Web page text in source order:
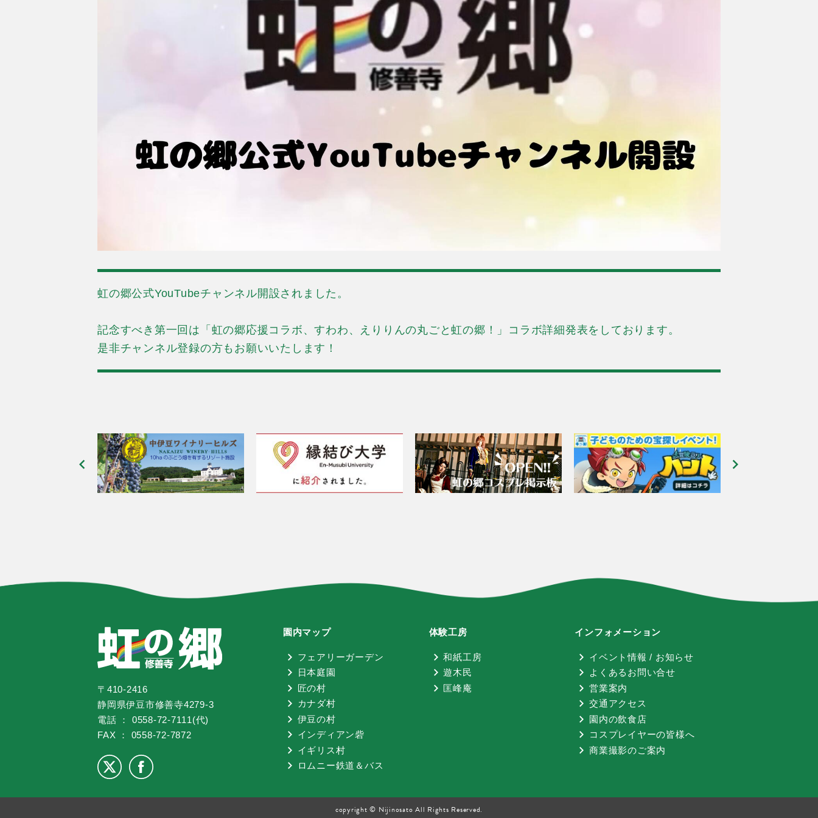
虹の郷公式YouTubeチャンネル開設されました。
記念すべき第一回は「虹の郷応援コラボ、すわわ、えりりんの丸ごと虹の郷！」コラボ詳細発表をしております。
是非チャンネル登録の方もお願いいたします！
〒410-2416
静岡県伊豆市修善寺4279-3
電話 ： 0558-72-7111(代)
FAX ： 0558-72-7872
園内マップ
フェアリーガーデン
日本庭園
匠の村
カナダ村
伊豆の村
インディアン砦
イギリス村
ロムニー鉄道＆バス
体験工房
和紙工房
遊木民
匡峰庵
インフォメーション
イベント情報 / お知らせ
よくあるお問い合せ
営業案内
交通アクセス
園内の飲食店
コスプレイヤーの皆様へ
商業撮影のご案内
copyright © Nijinosato All Rights Reserved.